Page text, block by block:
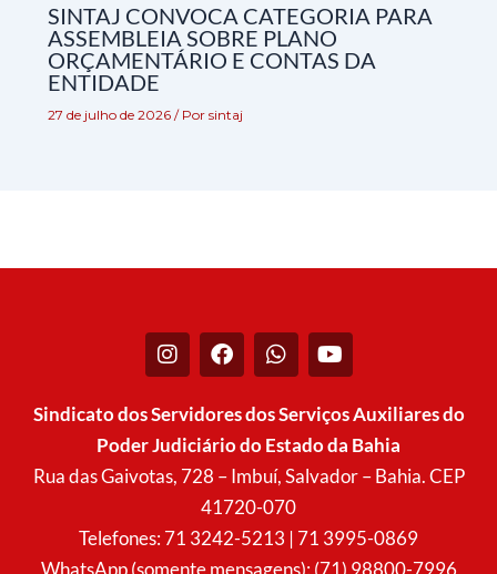
SINTAJ CONVOCA CATEGORIA PARA
ASSEMBLEIA SOBRE PLANO
ORÇAMENTÁRIO E CONTAS DA
ENTIDADE
27 de julho de 2026 / Por sintaj
I
n
t
g
r
F
a
e
b
o
o
k
W
h
t
a
p
p
Y
o
t
u
b
e
Sindicato dos Servidores dos Serviços Auxiliares do
Poder Judiciário do Estado da Bahia
Rua das Gaivotas, 728 – Imbuí, Salvador – Bahia. CEP
41720-070
Telefones: 71 3242-5213 | 71 3995-0869
WhatsApp (somente mensagens): (71) 98800-7996